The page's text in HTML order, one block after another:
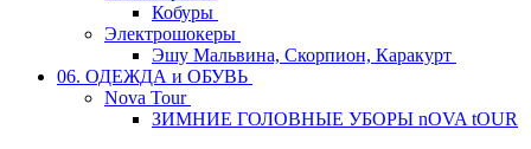
Кобуры
Электрошокеры
Эшу Мальвина, Скорпион, Каракурт
06. ОДЕЖДА и ОБУВЬ
Nova Tour
ЗИМНИЕ ГОЛОВНЫЕ УБОРЫ nOVA tOUR